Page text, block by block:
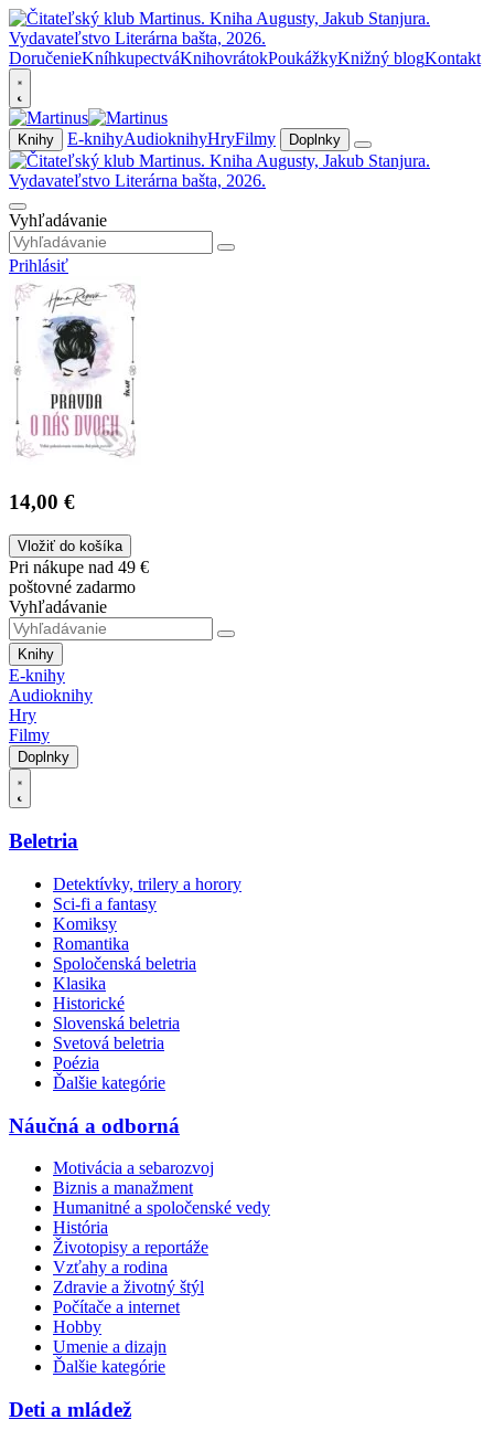
DoručenieKníhkupectváKnihovrátokPoukážkyKnižný blogKontakt
Knihy E-knihyAudioknihyHryFilmy Doplnky
Vyhľadávanie
Prihlásiť
14,00 €
Vložiť do košíka
Pri nákupe nad 49 €
poštovné zadarmo
Vyhľadávanie
Knihy
E-knihy
Audioknihy
Hry
Filmy
Doplnky
Beletria
Detektívky, trilery a horory
Sci-fi a fantasy
Komiksy
Romantika
Spoločenská beletria
Klasika
Historické
Slovenská beletria
Svetová beletria
Poézia
Ďalšie kategórie
Náučná a odborná
Motivácia a sebarozvoj
Biznis a manažment
Humanitné a spoločenské vedy
História
Životopisy a reportáže
Vzťahy a rodina
Zdravie a životný štýl
Počítače a internet
Hobby
Umenie a dizajn
Ďalšie kategórie
Deti a mládež